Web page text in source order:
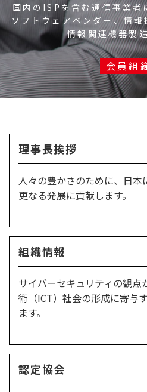
国内のISPを含む通信事業者
ソフトウェアベンダー、情報
情報関連機器製
会員組
理事長挨拶
人々の豊かさのために、日
更なる発展に貢献します。
組織情報
サイバーセキュリティの観点
術（ICT）社会の形成に寄与
ます。
認定協会